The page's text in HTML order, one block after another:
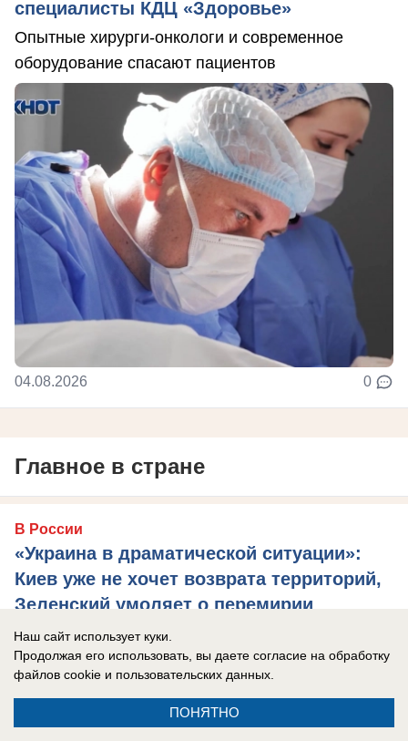
специалисты КДЦ «Здоровье»
Опытные хирурги-онкологи и современное
оборудование спасают пациентов
04.08.2026 0
Главное в стране
В России
«Украина в драматической ситуации»:
Киев уже не хочет возврата территорий,
Зеленский умоляет о перемирии
Эксперты уверены, что Украина находится в
критической ситуации.
Наш сайт использует куки.
Продолжая его использовать, вы даете согласие на обработку
файлов cookie и пользовательских данных.
ПОНЯТНО